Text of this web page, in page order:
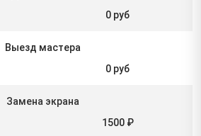
0 руб
Выезд мастера
0 руб
Замена экрана
1500 ₽